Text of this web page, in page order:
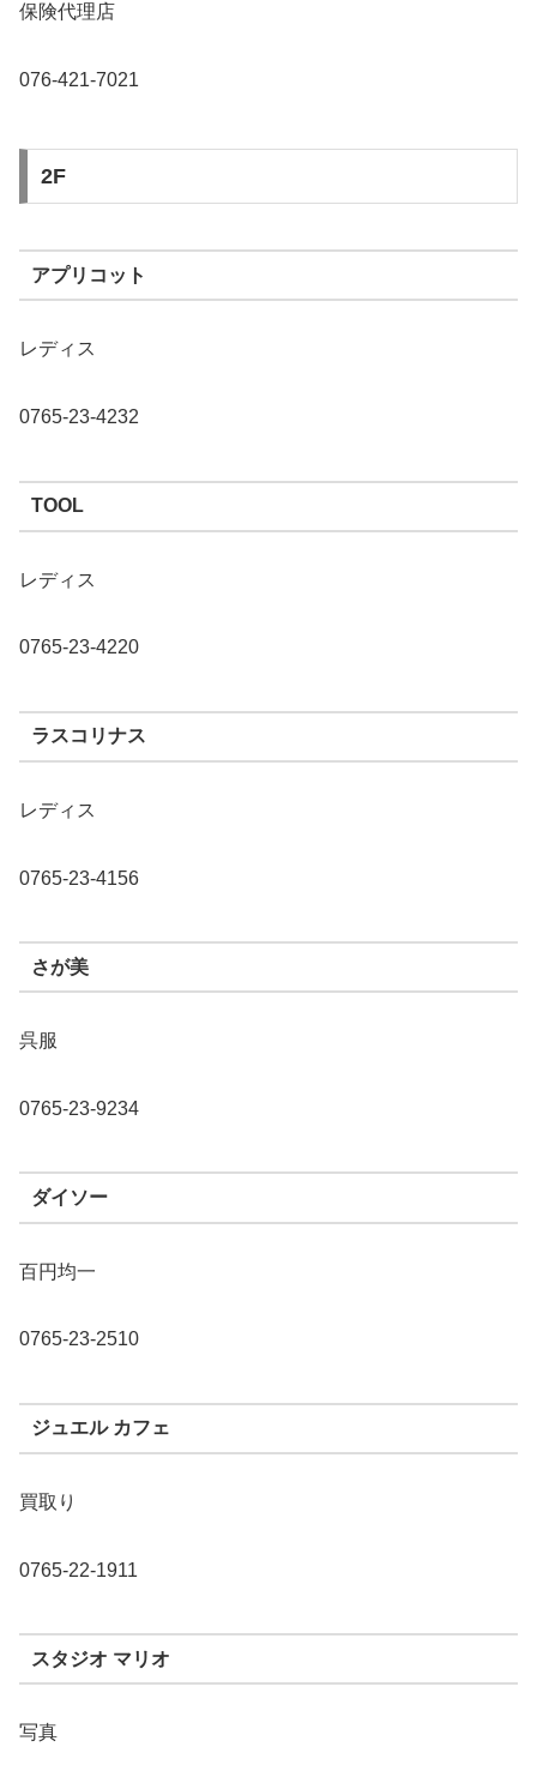
保険代理店
076-421-7021
2F
アプリコット
レディス
0765-23-4232
TOOL
レディス
0765-23-4220
ラスコリナス
レディス
0765-23-4156
さが美
呉服
0765-23-9234
ダイソー
百円均一
0765-23-2510
ジュエル カフェ
買取り
0765-22-1911
スタジオ マリオ
写真